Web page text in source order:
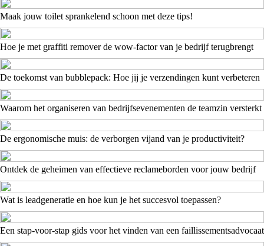
Maak jouw toilet sprankelend schoon met deze tips!
Hoe je met graffiti remover de wow-factor van je bedrijf terugbrengt
De toekomst van bubblepack: Hoe jij je verzendingen kunt verbeteren
Waarom het organiseren van bedrijfsevenementen de teamzin versterkt
De ergonomische muis: de verborgen vijand van je productiviteit?
Ontdek de geheimen van effectieve reclameborden voor jouw bedrijf
Wat is leadgeneratie en hoe kun je het succesvol toepassen?
Een stap-voor-stap gids voor het vinden van een faillissementsadvocaat